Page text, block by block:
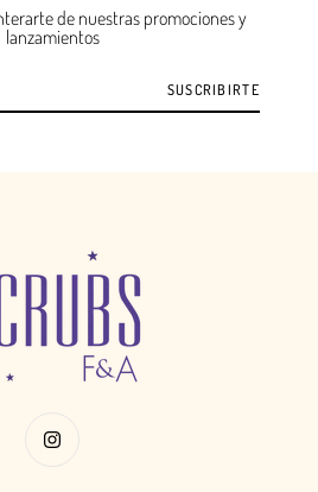
de nuestras promociones y
lanzamientos
SUSCRIBIRTE